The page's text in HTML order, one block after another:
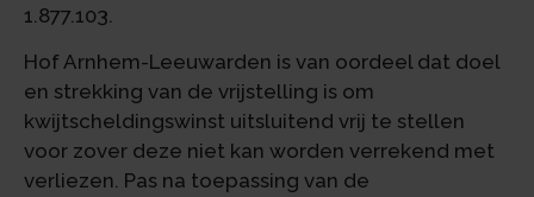
1.877.103.
Hof Arnhem-Leeuwarden is van oordeel dat doel
en strekking van de vrijstelling is om
kwijtscheldingswinst uitsluitend vrij te stellen
voor zover deze niet kan worden verrekend met
verliezen. Pas na toepassing van de